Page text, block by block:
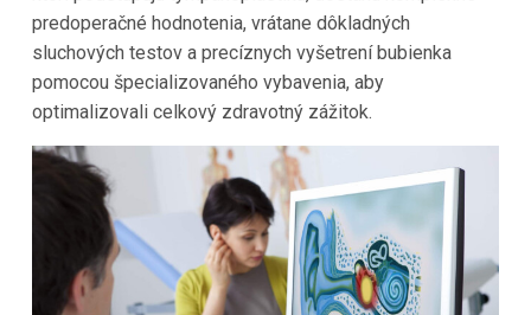
predoperačné hodnotenia, vrátane dôkladných
sluchových testov a precíznych vyšetrení bubienka
pomocou špecializovaného vybavenia, aby
optimalizovali celkový zdravotný zážitok.